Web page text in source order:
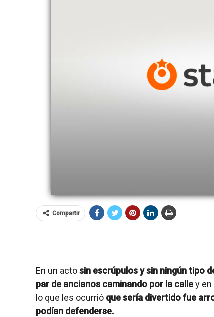
Compartir
En un actosin escrúpulos y sin ningún tipo
par de ancianos caminando por la calley en
lo que les ocurrió que sería divertido fue
podían defenderse.